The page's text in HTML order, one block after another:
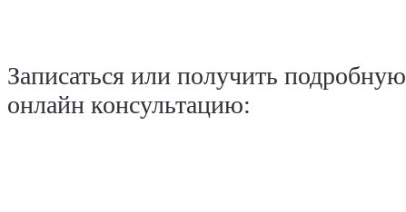
Записаться или получить подробную
онлайн консультацию: